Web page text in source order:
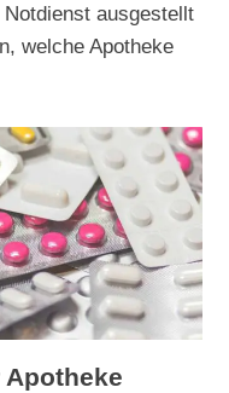
ausgestellt
welche Apotheke
Apotheke